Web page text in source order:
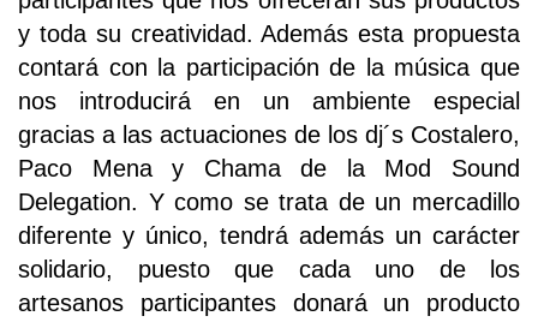
y toda su creatividad. Además esta propuesta
contará con la participación de la música que
nos introducirá en un ambiente especial
gracias a las actuaciones de los dj´s Costalero,
Paco Mena y Chama de la Mod Sound
Delegation. Y como se trata de un mercadillo
diferente y único, tendrá además un carácter
solidario, puesto que cada uno de los
artesanos participantes donará un producto